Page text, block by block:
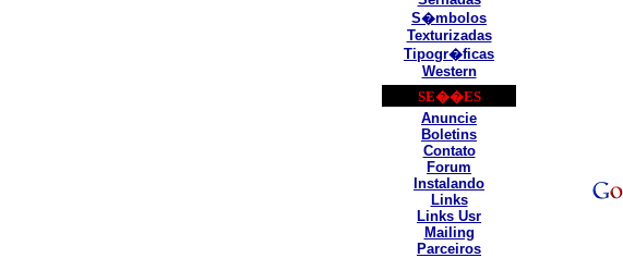
S�mbolos
Texturizadas
Tipogr�ficas
Western
SE��ES
Anuncie
Boletins
Contato
Forum
Instalando
Links
Links Usr
Mailing
Parceiros